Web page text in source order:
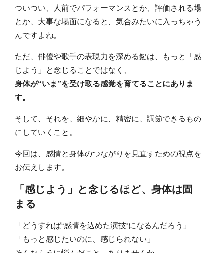
ついつい、人前でパフォーマンスとか、評価される場
とか、大事な場面になると、気合みたいに入っちゃう
んですよね。
ただ、俳優や歌手の表現力を深める鍵は、もっと「感
じよう」と念じることではなく、
身体が“いま”を受け取る感覚を育てることにありま
す。
そして、それを、細やかに、精密に、調節できるもの
にしていくこと。
今回は、感情と身体のつながりを見直すための視点を
お伝えします。
「感じよう」と念じるほど、身体は固
まる
「どうすれば“感情を込めた演技”になるんだろう」
「もっと感じたいのに、感じられない」